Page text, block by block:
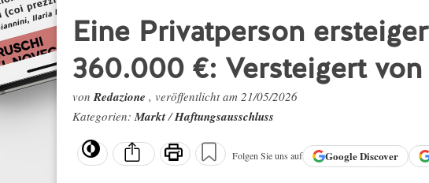
Eine Privatperson
360.000 €: Versteigert
vonRedazione , veröffentlicht am 21/05/2026
Kategorien:Markt/Haftungsausschluss
Folgen Sie uns auf GoogleDiscover